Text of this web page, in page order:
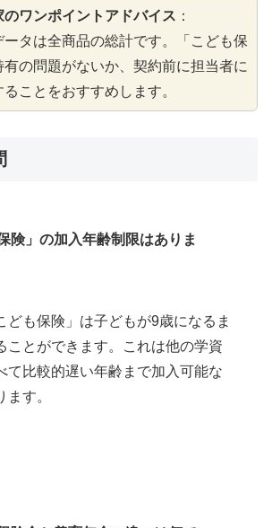
のワンポイントアドバイス ：
ータは全商品の総計です。「こども保
有の問題がないか、契約前に担当者に
ことをおすすめします。
険」の加入年齢制限はありま
ども保険」は子どもが9歳になるま
ことができます。これは他の学資
て比較的遅い年齢まで加入可能な
ます。